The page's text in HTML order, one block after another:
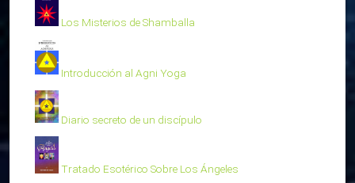
Los Misterios de Shamballa
Introducción al Agni Yoga
Diario secreto de un discípulo
Tratado Esotérico Sobre Los Ángeles